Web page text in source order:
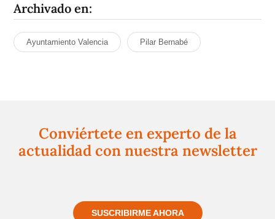
Archivado en:
Ayuntamiento Valencia Pilar Bernabé
Conviértete en experto de la
actualidad con nuestra newsletter
SUSCRIBIRME AHORA